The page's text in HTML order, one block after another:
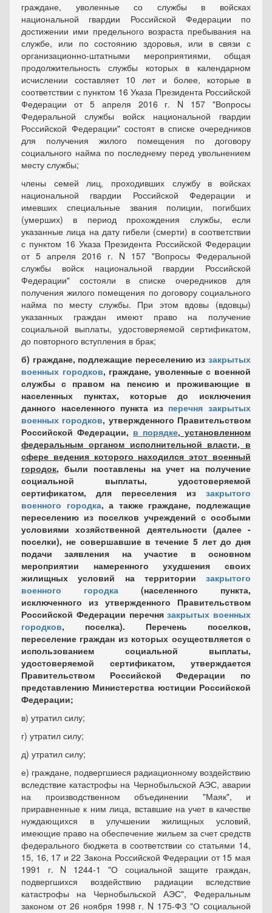
граждане, уволенные со службы в войсках
национальной гвардии Российской Федерации по
достижении ими предельного возраста пребывания на
службе, или по состоянию здоровья, или в связи с
организационно-штатными мероприятиями, общая
продолжительность службы которых в календарном
исчислении составляет 10 лет и более, которые в
соответствии с пунктом 16 Указа Президента Российской
Федерации от 5 апреля 2016 г. N 157 "Вопросы
Федеральной службы войск национальной гвардии
Российской Федерации" состоят в списке очередников
для получения жилого помещения по договору
социального найма по последнему перед увольнением
месту службы;
члены семей лиц, проходивших службу в войсках
национальной гвардии Российской Федерации и
имевших специальные звания полиции, погибших
(умерших) в период прохождения службы, если
указанные лица на дату гибели (смерти) в соответствии
с пунктом 16 Указа Президента Российской Федерации
от 5 апреля 2016 г. N 157 "Вопросы Федеральной
службы войск национальной гвардии Российской
Федерации" состояли в списке очередников для
получения жилого помещения по договору социального
найма по месту службы. При этом вдовы (вдовцы)
указанных граждан имеют право на получение
социальной выплаты, удостоверяемой сертификатом,
до повторного вступления в брак;
б) граждане, подлежащие переселению из закрытых
военных городков, граждане, уволенные с военной
службы с правом на пенсию и проживающие в
населенных пунктах, которые до исключения
данного населенного пункта из перечня закрытых
военных городков, утвержденного Правительством
Российской Федерации, в порядке, установленном
федеральным органом исполнительной власти, в
сфере ведения которого находился этот военный
городок, были поставлены на учет на получение
социальной выплаты, удостоверяемой
сертификатом, для переселения из закрытого
военного городка, а также граждане, подлежащие
переселению из поселков учреждений с особыми
условиями хозяйственной деятельности (далее -
поселки), не совершавшие в течение 5 лет до дня
подачи заявления на участие в основном
мероприятии намеренного ухудшения своих
жилищных условий на территории закрытого
военного городка (населенного пункта,
исключенного из утвержденного Правительством
Российской Федерации перечнязакрытых военных
городков, поселка). Перечень поселков,
переселение граждан из которых осуществляется с
использованием социальной выплаты,
удостоверяемой сертификатом, утверждается
Правительством Российской Федерации по
представлению Министерства юстиции Российской
Федерации;
в) утратил силу;
г) утратил силу;
д) утратил силу;
е) граждане, подвергшиеся радиационному воздействию
вследствие катастрофы на Чернобыльской АЭС, аварии
на производственном объединении "Маяк", и
приравненные к ним лица, вставшие на учет в качестве
нуждающихся в улучшении жилищных условий,
имеющие право на обеспечение жильем за счет средств
федерального бюджета в соответствии со статьями 14,
15, 16, 17 и 22 Закона Российской Федерации от 15 мая
1991 г. N 1244-1 "О социальной защите граждан,
подвергшихся воздействию радиации вследствие
катастрофы на Чернобыльской АЭС", Федеральным
законом от 26 ноября 1998 г. N 175-ФЗ "О социальной